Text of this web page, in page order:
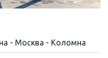
- Москва - Коломна